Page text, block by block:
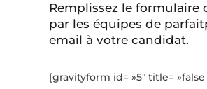
Remplissez le formulaire
par les équipes de
email à votre candidat.
[gravityform id= »5″ title=